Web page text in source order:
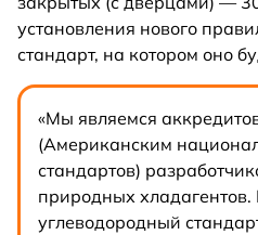
установления нового
стандарт, на котором оно
«Мы являемся
(Американским
стандартов)
природных хладагентов.
углеводородный